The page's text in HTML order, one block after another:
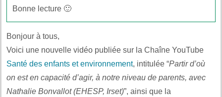
Bonne lecture 🙂
Bonjour à tous,
Voici une nouvelle vidéo publiée sur la Chaîne YouTube
Santé des enfants et environnement, intitulée “Partir d’où
on est en capacité d’agir, à notre niveau de parents, avec
Nathalie Bonvallot (EHESP, Irset)”, ainsi que la